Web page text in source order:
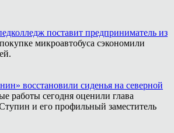
поставит предприниматель из
микроавтобуса сэкономили
восстановили сиденья на северной
работы сегодня оценили глава
и его профильный заместитель